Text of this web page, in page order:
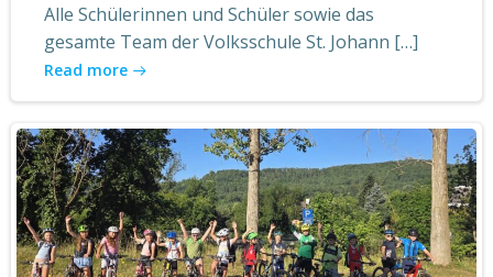
Alle Schülerinnen und Schüler sowie das
gesamte Team der Volksschule St. Johann […]
Read more